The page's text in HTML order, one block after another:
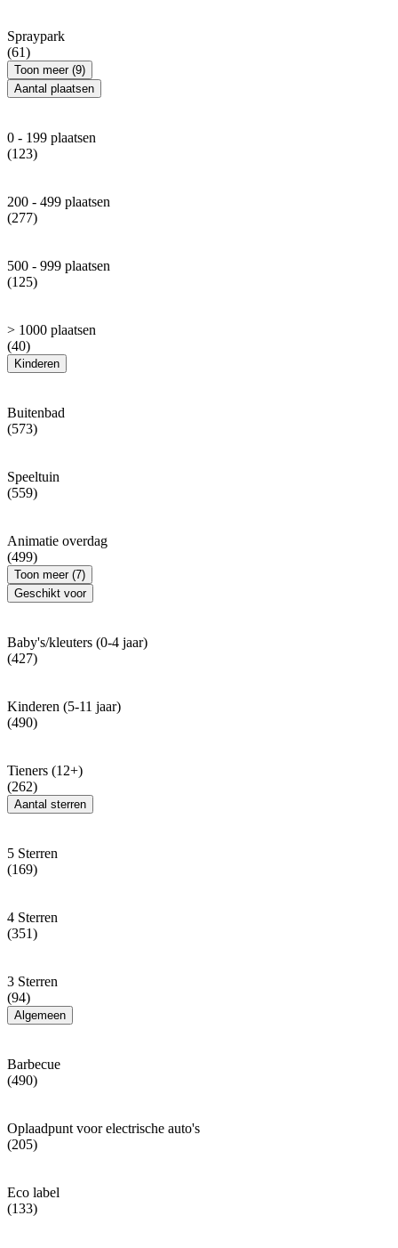
Spraypark
(61)
Toon meer (9)
Aantal plaatsen
0 - 199 plaatsen
(123)
200 - 499 plaatsen
(277)
500 - 999 plaatsen
(125)
> 1000 plaatsen
(40)
Kinderen
Buitenbad
(573)
Speeltuin
(559)
Animatie overdag
(499)
Toon meer (7)
Geschikt voor
Baby's/kleuters (0-4 jaar)
(427)
Kinderen (5-11 jaar)
(490)
Tieners (12+)
(262)
Aantal sterren
5 Sterren
(169)
4 Sterren
(351)
3 Sterren
(94)
Algemeen
Barbecue
(490)
Oplaadpunt voor electrische auto's
(205)
Eco label
(133)